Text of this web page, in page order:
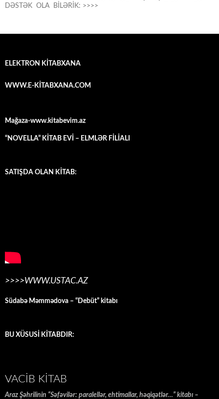
DƏSTƏK OLA BİLƏRİK: >>>>
ELEKTRON KİTABXANA
WWW.E-KİTABXANA.COM
Mağaza-www.kitabevim.az
“NOVELLA” KİTAB EVİ – ELMLƏR FİLİALI
SATIŞDA OLAN KİTAB:
>>>>WWW.USTAC.AZ
Südabə Məmmədova – “Debüt” kitabı
BU XÜSUSİ KİTABDIR:
VACIB KITAB
Araz Şəhrilinin “Səfəvilər: paralellər, ehtimallar, həqiqətlər…” kitabı –